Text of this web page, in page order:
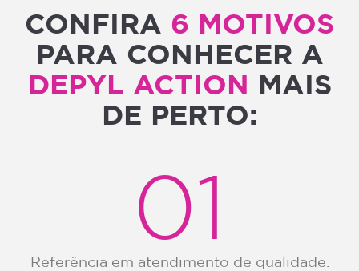
CONFIRA 6 MOTIVOS
PARA CONHECER A
DEPYL ACTION MAIS
DE PERTO:
01
Referência em atendimento de qualidade.